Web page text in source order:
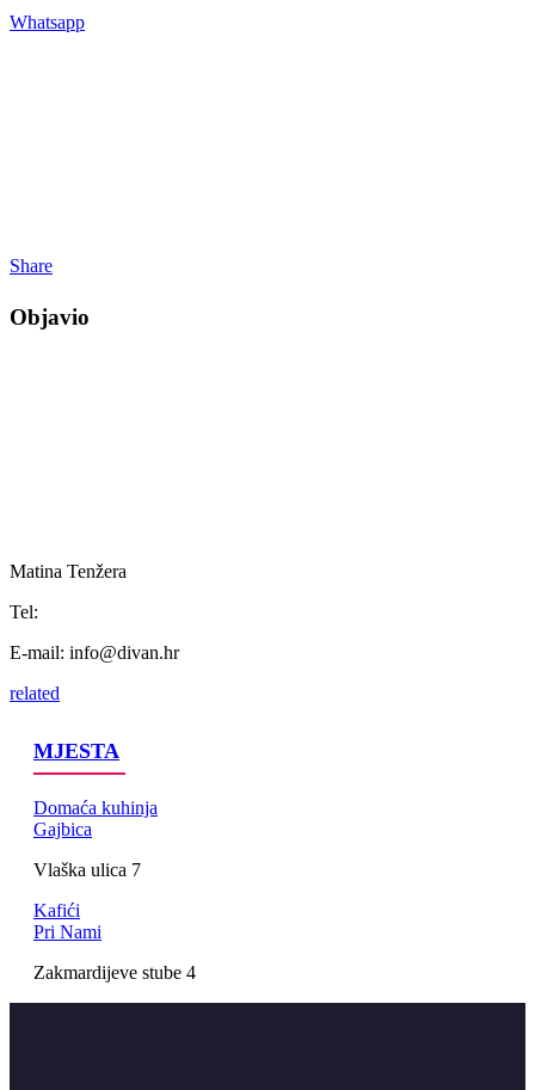
Whatsapp
Share
Objavio
Matina Tenžera
Tel:
E-mail: info@divan.hr
related
MJESTA
Domaća kuhinja
Gajbica
Vlaška ulica 7
Kafići
Pri Nami
Zakmardijeve stube 4